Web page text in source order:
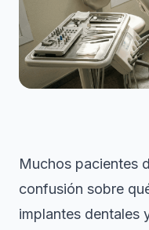
Muchos pacientes
confusión sobre
implantes dentales